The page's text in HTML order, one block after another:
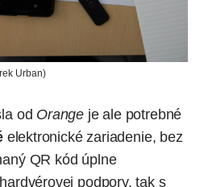
Urban)
od Orange je ale potrebné
elektronické zariadenie, bez
QR kód úplne
podpory, tak s